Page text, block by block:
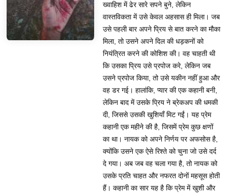
ख्वाहिश में ढेर सारे सपने बुने, लेकिन
वास्तविकता में उसे केवल अहसास ही मिला। जब
उसे पहली बार अपने प्रिय से बात करने का मौका
मिला, तो उसने अपने दिल की धड़कनों को
नियंत्रित करने की कोशिश की। वह चाहती थी
कि उसका प्रिय उसे प्रपोज करे, लेकिन जब
उसने प्रपोज किया, तो उसे यकीन नहीं हुआ और
वह डर गई। हालांकि, प्यार की एक कहानी बनी,
लेकिन बाद में उसके प्रिय ने ब्रेकअप की धमकी
दी, जिससे उसकी खुशियाँ मिट गईं। यह प्रेम
कहानी एक महीने की है, जिसमें प्रेम कुछ क्षणों
का था। नायक को अपने निर्णय पर अफसोस है,
क्योंकि उसने एक ऐसे रिश्ते को चुना जो उसे दर्द
दे गया। अब जब वह चला गया है, तो नायक को
उसके प्रति चाहत और नफरत दोनों महसूस होती
हैं। कहानी का सार यह है कि प्रेम में खुशी और